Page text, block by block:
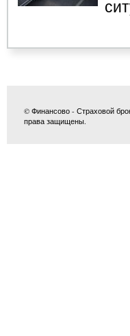
© Финансово - Страховой
права защищены.